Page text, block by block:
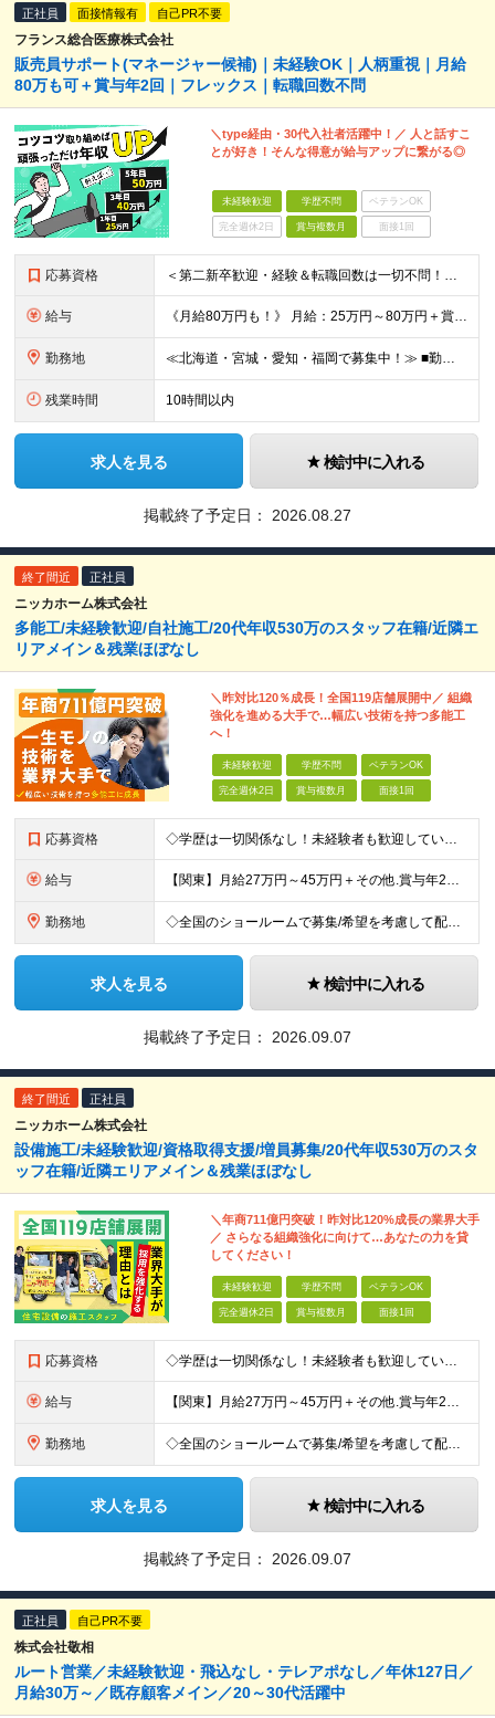
正社員 面接情報有 自己PR不要
フランス総合医療株式会社
販売員サポート(マネージャー候補)｜未経験OK｜人柄重視｜月給
80万も可＋賞与年2回｜フレックス｜転職回数不問
＼type経由・30代入社者活躍中！／ 人と話すこ
とが好き！そんな得意が給与アップに繋がる◎
未経験歓迎 学歴不問 ベテランOK
完全週休2日 賞与複数月 面接1回
応募資格 ＜第二新卒歓迎・経験＆転職回数は一切不問！先入観を持たずに、まずは多くの方と面接したいと考えています＞ ◆未経験OK ◆学歴不問 ◆簡単なPC入力に抵抗がない方 ◆普通自動車免許をお持ちの方 《代
給与 《月給80万円も！》 月給：25万円～80万円＋賞与年2回 ※残業代は別途支給します ※試用期間は2ヶ月（待遇・給与・雇用形態に差異はありません） ※経験・スキルに応じて決定します
勤務地 ≪北海道・宮城・愛知・福岡で募集中！≫ ■勤務地 北海道、宮城県、愛知県、福岡県の各拠点で募集いたします。 ■本社 東京都港区六本木4丁目1番16号 六本木ハイツB1階 ※転勤あり ※入社後1か
残業時間 10時間以内
求人を見る 検討中に入れる
掲載終了予定日： 2026.08.27
終了間近 正社員
ニッカホーム株式会社
多能工/未経験歓迎/自社施工/20代年収530万のスタッフ在籍/近隣エ
リアメイン＆残業ほぼなし
＼昨対比120％成長！全国119店舗展開中／ 組織
強化を進める大手で…幅広い技術を持つ多能工
へ！
未経験歓迎 学歴不問 ベテランOK
完全週休2日 賞与複数月 面接1回
応募資格 ◇学歴は一切関係なし！未経験者も歓迎しています ◇30歳以下の方/普通自動車免許（AT限定可） ＼必須条件／ ・30歳以下の方（長期勤続によるキャリア形成のため） ・要普通免許（AT限定可） ＼募
給与 【関東】月給27万円～45万円＋その他.賞与年2回 【その他の地域】月給25万円～45万円＋その他.賞与年2回 ◆資格・能力等に応じて、それ以上の額からのスタートもあり！ 普免以外の資格やスキルがあ
勤務地 ◇全国のショールームで募集/希望を考慮して配属 ◇北海道/東北/関東/中部/近畿/中国・四国/九州 募集エリア ￣￣￣￣￣￣￣￣￣￣￣￣￣￣ ▽北海道エリア 北海道 ▽東北エリア 宮城県、福島県
求人を見る 検討中に入れる
掲載終了予定日： 2026.09.07
終了間近 正社員
ニッカホーム株式会社
設備施工/未経験歓迎/資格取得支援/増員募集/20代年収530万のスタ
ッフ在籍/近隣エリアメイン＆残業ほぼなし
＼年商711億円突破！昨対比120%成長の業界大手
／ さらなる組織強化に向けて…あなたの力を貸
してください！
未経験歓迎 学歴不問 ベテランOK
完全週休2日 賞与複数月 面接1回
応募資格 ◇学歴は一切関係なし！未経験者も歓迎しています ◇30歳以下の方/普通自動車免許（AT限定可） ＼必須条件／ ・30歳以下の方（長期勤続によるキャリア形成のため） ・要普通免許（AT限定可） ＼募
給与 【関東】月給27万円～45万円＋その他.賞与年2回 【その他の地域】月給25万円～45万円＋その他.賞与年2回 ◆資格・能力等に応じて、それ以上の額からのスタートもあり！ 普免以外の資格やスキルがあ
勤務地 ◇全国のショールームで募集/希望を考慮して配属 ◇北海道/東北/関東/中部/近畿/中国・四国/九州 募集エリア ￣￣￣￣￣￣￣￣￣￣￣￣￣￣ ▽北海道エリア 北海道 ▽東北エリア 宮城県、福島県
求人を見る 検討中に入れる
掲載終了予定日： 2026.09.07
正社員 自己PR不要
株式会社敬相
ルート営業／未経験歓迎・飛込なし・テレアポなし／年休127日／
月給30万～／既存顧客メイン／20～30代活躍中